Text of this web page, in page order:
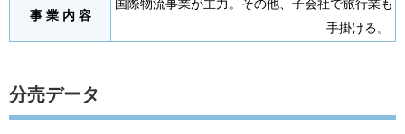
事 業 内 容
国際物流事業が主力。その他、子会社で旅行業も
手掛ける。
分売データ